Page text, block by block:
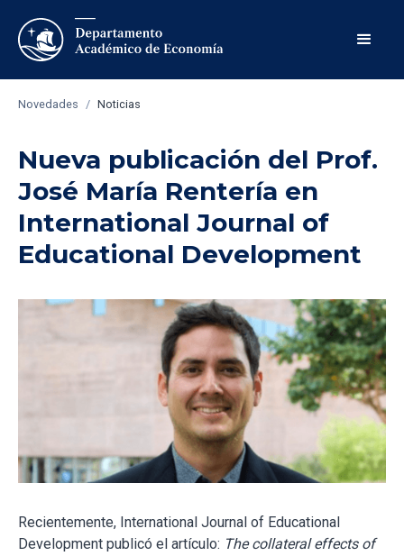
Novedades / Noticias
Nueva publicación del Prof.
José María Rentería en
International Journal of
Educational Development
Recientemente, International Journal of Educational
Development publicó el artículo: The collateral effects of